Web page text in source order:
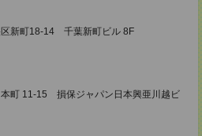
新町18-14 千葉新町ビル 8F
町 11-15 損保ジャパン日本興亜川越ビ